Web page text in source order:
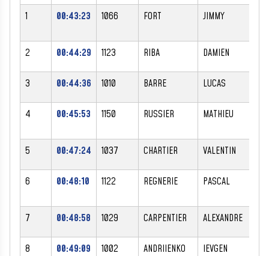
1
00:43:23 1066 FORT JIMMY
2 00:44:29 1123 RIBA DAMIEN
3 00:44:36 1010 BARRE LUCAS
4 00:45:53 1150 RUSSIER MATHIEU
5 00:47:24 1037 CHARTIER VALENTIN
6 00:48:10 1122 REGNERIE PASCAL
7 00:48:58 1029 CARPENTIER ALEXANDRE
8 00:49:09 1002 ANDRIIENKO IEVGEN